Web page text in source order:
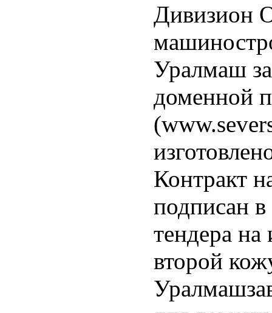
Дивизион
Уралмаш
доменной
Контракт
подписан в
тендера на
второй